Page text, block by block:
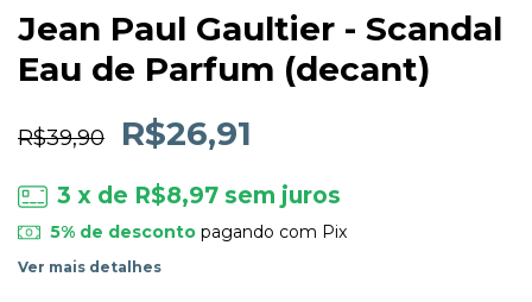
Jean Paul Gaultier - Scandal
Eau de Parfum (decant)
R$39,90 R$26,91
3 x de R$8,97 sem juros
5% de descontopagando com Pix
Ver mais detalhes